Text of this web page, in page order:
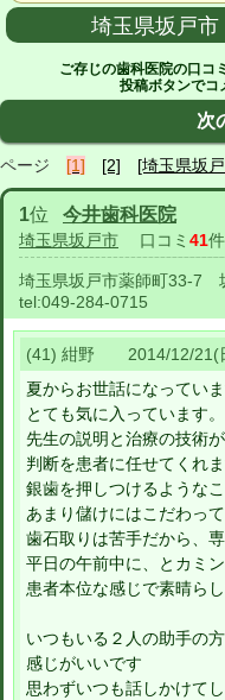
埼玉県坂戸市
ご存じの歯科医院の口コ
投稿ボタンでコ
次
ページ [1] [2] [埼玉県坂
1位 今井歯科医院
埼玉県坂戸市 口コミ 41
埼玉県坂戸市薬師町33-7
tel:049-284-0715
(41) 紺野 2014/12/21(
夏からお世話になっていま
とても気に入っています。
先生の説明と治療の技術
判断を患者に任せてくれま
銀歯を押しつけるようなこ
あまり儲けにはこだわって
歯石取りは苦手だから、
平日の午前中に、とカミ
患者本位な感じで素晴らし
いつもいる２人の助手の
感じがいいです
思わずいつも話しかけてし